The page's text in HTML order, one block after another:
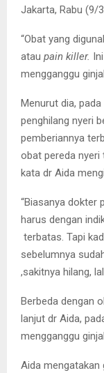
Jakarta, Rabu (9/
“Obat yang
atau pain killer.
mengganggu
Menurut dia,
penghilang nyeri
pemberiannya
obat pereda nyeri
kata dr Aida
“Biasanya dokter
harus dengan
terbatas. Tapi
sebelumnya
,sakitnya hilang,
Berbeda dengan
lanjut dr Aida,
mengganggu
Aida mengatakan